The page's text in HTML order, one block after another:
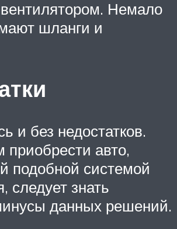
Немало
шланги и
и без недостатков.
авто,
подобной системой
следует знать
данных решений.